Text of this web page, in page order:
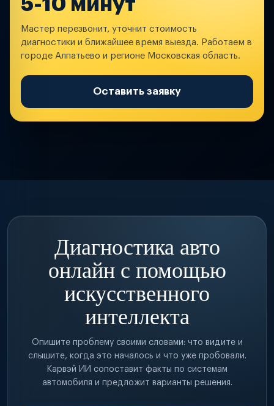
5-10 минут
Мастер перезвонит, уточнит стоимость
диагностики и ближайшее время выезда. Работаем в
городе Алпатьево и регионе Московская область.
Оставить заявку
Диагностика авто
онлайн с помощью
искусственного
интеллекта
Опишите проблему своими словами: что видите и
слышите, когда это началось и что уже пробовали.
Карвэй ИИ сопоставит факты по системам
автомобиля и предложит варианты решения.